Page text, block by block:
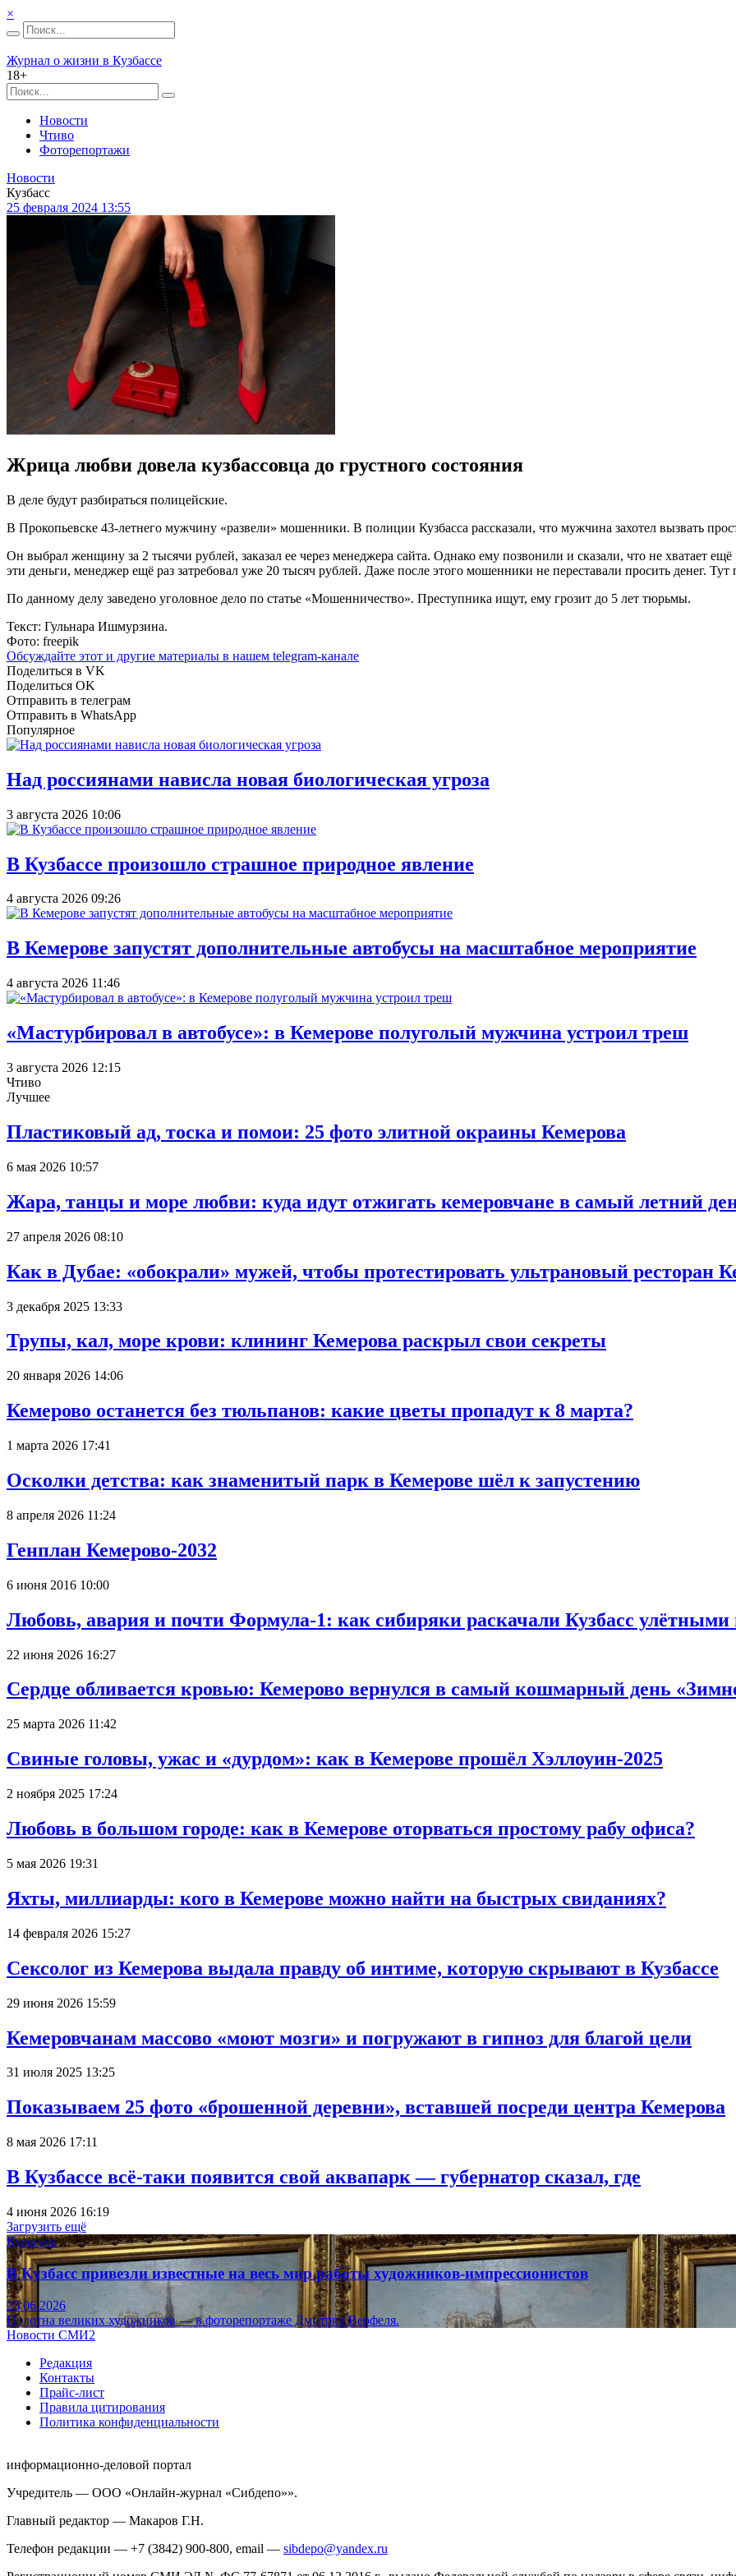
×
Журнал о жизни в Кузбассе
18+
Новости
Чтиво
Фоторепортажи
Новости
Кузбасс
25 февраля 2024 13:55
Жрица любви довела кузбассовца до грустного состояния
В деле будут разбираться полицейские.
В Прокопьевске 43-летнего мужчину «развели» мошенники. В полиции Кузбасса рассказали, что мужчина захотел вызвать
Он выбрал женщину за 2 тысячи рублей, заказал ее через менеджера сайта. Однако ему позвонили и сказали, что не хватает
эти деньги, менеджер ещё раз затребовал уже 20 тысяч рублей. Даже после этого мошенники не переставали просить денег.
По данному делу заведено уголовное дело по статье «Мошенничество». Преступника ищут, ему грозит до 5 лет тюрьмы.
Текст: Гульнара Ишмурзина.
Фото: freepik
Обсуждайте этот и другие материалы в нашем telegram-канале
Поделиться в VK
Поделиться OK
Отправить в телеграм
Отправить в WhatsApp
Популярное
Над россиянами нависла новая биологическая угроза
3 августа 2026 10:06
В Кузбассе произошло страшное природное явление
4 августа 2026 09:26
В Кемерове запустят дополнительные автобусы на масштабное мероприятие
4 августа 2026 11:46
«Мастурбировал в автобусе»: в Кемерове полуголый мужчина устроил треш
3 августа 2026 12:15
Чтиво
Лучшее
Пластиковый ад, тоска и помои: 25 фото элитной окраины Кемерова
6 мая 2026 10:57
Жара, танцы и море любви: куда идут отжигать кемеровчане в самый летний
27 апреля 2026 08:10
Как в Дубае: «обокрали» мужей, чтобы протестировать ультрановый ресторан
3 декабря 2025 13:33
Трупы, кал, море крови: клининг Кемерова раскрыл свои секреты
20 января 2026 14:06
Кемерово останется без тюльпанов: какие цветы пропадут к 8 марта?
1 марта 2026 17:41
Осколки детства: как знаменитый парк в Кемерове шёл к запустению
8 апреля 2026 11:24
Генплан Кемерово-2032
6 июня 2016 10:00
Любовь, авария и почти Формула-1: как сибиряки раскачали Кузбасс улётными
22 июня 2026 16:27
Сердце обливается кровью: Кемерово вернулся в самый кошмарный день
25 марта 2026 11:42
Свиные головы, ужас и «дурдом»: как в Кемерове прошёл Хэллоуин-2025
2 ноября 2025 17:24
Любовь в большом городе: как в Кемерове оторваться простому рабу офиса?
5 мая 2026 19:31
Яхты, миллиарды: кого в Кемерове можно найти на быстрых свиданиях?
14 февраля 2026 15:27
Сексолог из Кемерова выдала правду об интиме, которую скрывают в Кузбассе
29 июня 2026 15:59
Кемеровчанам массово «моют мозги» и погружают в гипноз для благой цели
31 июля 2025 13:25
Показываем 25 фото «брошенной деревни», вставшей посреди центра Кемерова
8 мая 2026 17:11
В Кузбассе всё-таки появится свой аквапарк — губернатор сказал, где
4 июня 2026 16:19
Загрузить ещё
Культура
В Кузбасс привезли известные на весь мир работы художников-импрессионистов
23.06.2026
Полотна великих художников — в фоторепортаже Дмитрия Верфеля.
Новости СМИ2
Редакция
Контакты
Прайс-лист
Правила цитирования
Политика конфиденциальности
информационно-деловой портал
Учредитель — ООО «Онлайн-журнал «Сибдепо»».
Главный редактор — Макаров Г.Н.
Телефон редакции — +7 (3842) 900-800, email — sibdepo@yandex.ru